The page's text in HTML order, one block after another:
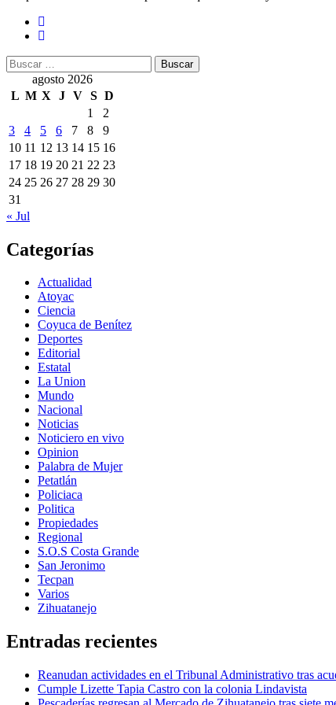
Buscar:
agosto 2026
L M X J V S D
1
2
3
4 5 6 7 8
9
10 11 12 13 14 15 16
17 18 19 20 21 22 23
24 25 26 27 28 29 30
31
« Jul
Categorías
Actualidad
Atoyac
Ciencia
Coyuca de Benítez
Deportes
Editorial
Estatal
La Union
Mundo
Nacional
Noticias
Noticiero en vivo
Opinion
Palabra de Mujer
Petatlán
Policiaca
Politica
Propiedades
Regional
S.O.S Costa Grande
San Jeronimo
Tecpan
Varios
Zihuatanejo
Entradas recientes
Reanudan actividades en el Tribunal Administrativo tras
Cumple Lizette Tapia Castro con la colonia Lindavista